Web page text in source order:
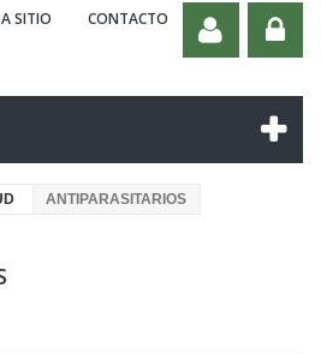
SITIO CONTACTO
ANTIPARASITARIOS